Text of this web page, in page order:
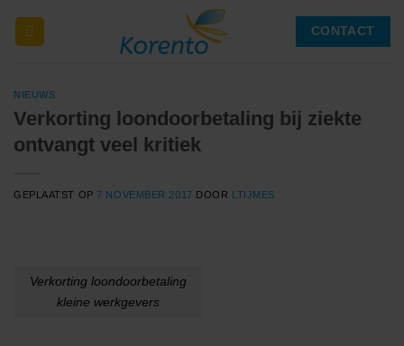
naar
CONTACT
NIEUWS
Verkorting loondoorbetaling bij ziekte
ontvangt veel kritiek
GEPLAATST OP 7 NOVEMBER 2017 DOOR LTIJMES
Verkorting loondoorbetaling
kleine werkgevers